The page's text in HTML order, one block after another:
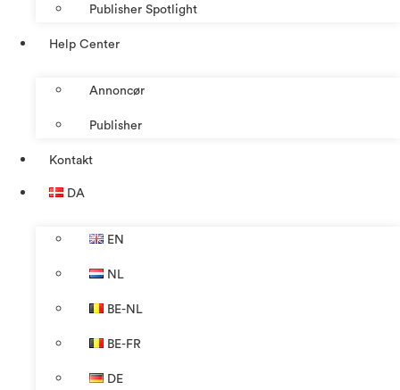
Publisher Spotlight
Help Center
Annoncør
Publisher
Kontakt
DA
EN
NL
BE-NL
BE-FR
DE